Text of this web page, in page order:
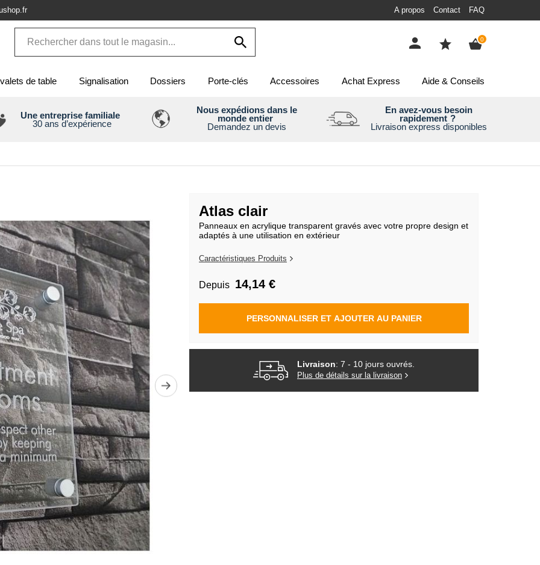
A propos Contact FAQ
0items
de table Signalisation Dossiers Porte-clés Accessoires Achat Express Aide & Conseils
Une entreprise familiale
30 ans d’expérience
Nous expédions dans le
monde entier
Demandez un devis
En avez-vous besoin
rapidement ?
Livraison express disponibles
Atlas clair
Panneaux en acrylique transparent gravés avec votre propre design et
adaptés à une utilisation en extérieur
Caractéristiques Produits
Depuis 14,14 €
PERSONNALISER ET AJOUTER AU PANIER
Livraison: 7 - 10 jours ouvrés.
Plus de détails sur la livraison